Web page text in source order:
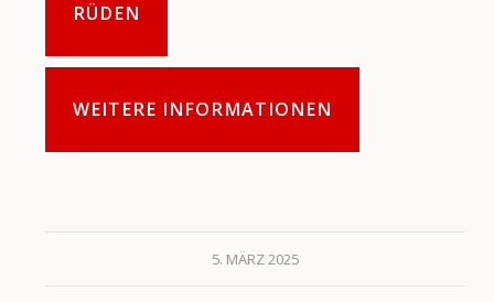
RÜDEN
WEITERE INFORMATIONEN
5. MÄRZ 2025